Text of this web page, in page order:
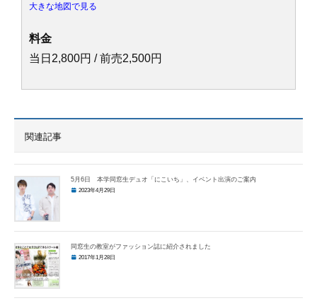
大きな地図で見る
料金
当日2,800円 / 前売2,500円
関連記事
5月6日 本学同窓生デュオ「にこいち」、イベント出演のご案内
2023年4月29日
同窓生の教室がファッション誌に紹介されました
2017年1月28日